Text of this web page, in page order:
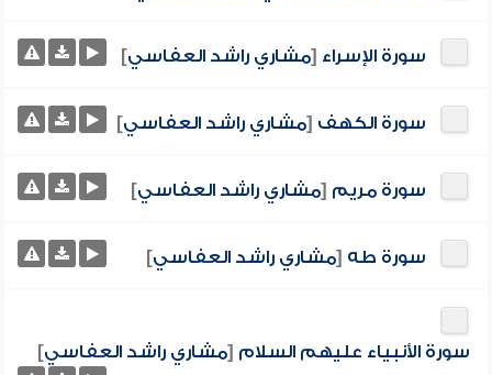
سورة الإسراء [مشاري راشد العفاسي]
سورة الكهف [مشاري راشد العفاسي]
سورة مريم [مشاري راشد العفاسي]
سورة طه [مشاري راشد العفاسي]
سورة الأنبياء عليهم السلام [مشاري راشد العفاسي]